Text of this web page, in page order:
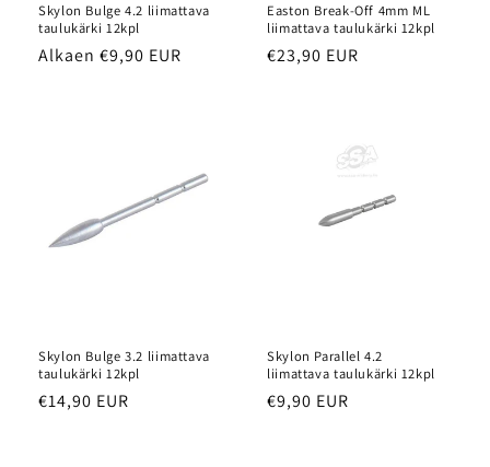
Skylon Bulge 4.2 liimattava
taulukärki 12kpl
Normaalihinta
Alkaen €9,90 EUR
Easton Break-Off 4mm ML
liimattava taulukärki 12kpl
Normaalihinta
€23,90 EUR
Skylon Bulge 3.2 liimattava
taulukärki 12kpl
Normaalihinta
€14,90 EUR
Skylon Parallel 4.2
liimattava taulukärki 12kpl
Normaalihinta
€9,90 EUR